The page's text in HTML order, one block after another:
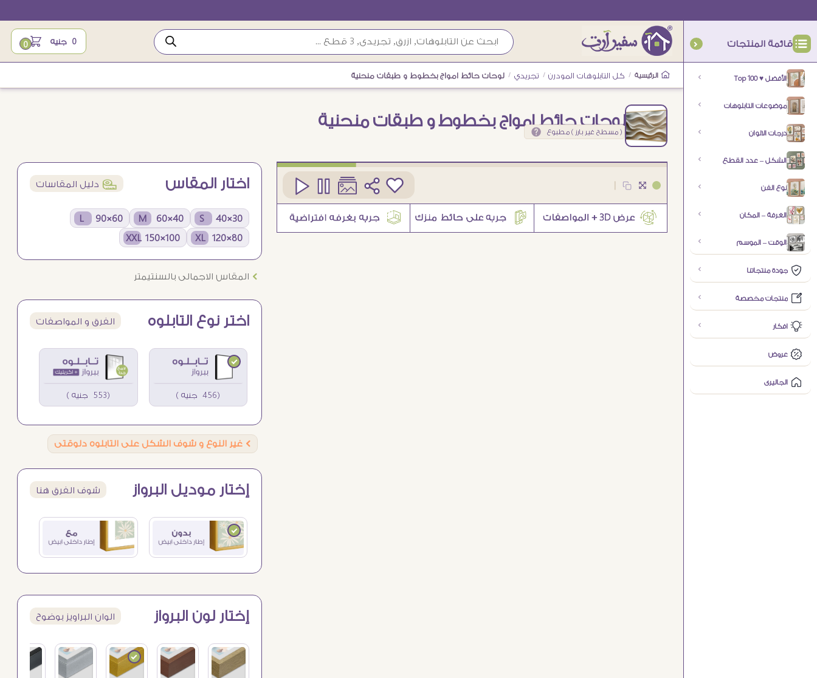
قائمة المنتجات
الأفضل ♥ Top 100
موضوعات التابلوهات
درجات الالوان
الشكل – عدد القطع
نوع الفن
الغرفة – المكان
الوقت – الموسم
جودة منتجاتنا
منتجات مخصصة
افكار
عروض
الجاليرى
0 جنيه 0
الرئيسية / كل التابلوهات المودرن / تجريدي / لوحات حائط امواج بخطوط و طبقات منحنية
لوحات حائط امواج بخطوط و طبقات منحنية
( مسطح غير بارز ) مطبوع
1 اختار المقاس í دليل المقاسات
30×40 S
40×60 M
60×90 L
80×120 XL
100×150 XXL
Ö المقاس الاجمالى بالسنتيمتر
اختر نوع التابلوه الفرق و المواصفات
(456 جنيه ) (553 جنيه )
Ö غير النوع و شوف الشكل على التابلوه دلوقتى
إختار موديل البرواز شوف الفرق هنا
إختار لون البرواز الوان البراويز بوضوح